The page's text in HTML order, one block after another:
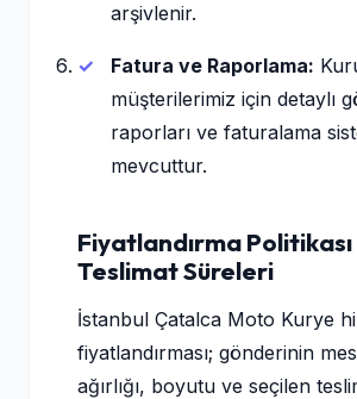
arşivlenir.
Fatura ve Raporlama:
müşterilerimiz için detaylı
raporları ve faturalama
mevcuttur.
Fiyatlandırma Politikası
Teslimat Süreleri
İstanbul Çatalca Moto Kurye
fiyatlandırması; gönderinin
ağırlığı, boyutu ve seçilen